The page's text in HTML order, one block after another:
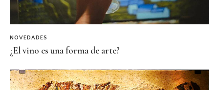
NOVEDADES
¿El vino es una forma de arte?